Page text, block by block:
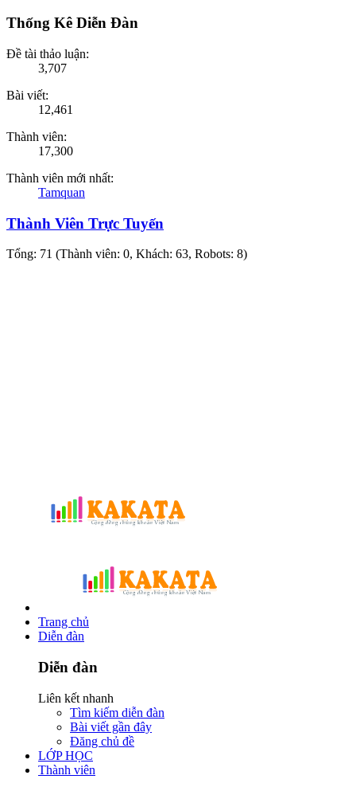
Thống Kê Diễn Đàn
Đề tài thảo luận:
3,707
Bài viết:
12,461
Thành viên:
17,300
Thành viên mới nhất:
Tamquan
Thành Viên Trực Tuyến
Tổng: 71 (Thành viên: 0, Khách: 63, Robots: 8)
Trang chủ
Diễn đàn
Diễn đàn
Liên kết nhanh
Tìm kiếm diễn đàn
Bài viết gần đây
Đăng chủ đề
LỚP HỌC
Thành viên